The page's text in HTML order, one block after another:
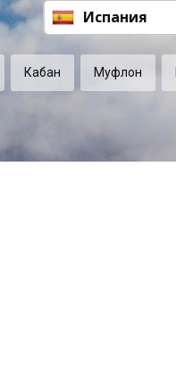
Испания
Кабан Муфлон